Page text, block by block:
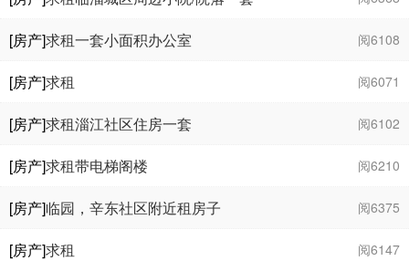
阅6108
[房产]求租一套小面积办公室
阅6071
[房产]求租
阅6102
[房产]求租淄江社区住房一套
阅6210
[房产]求租带电梯阁楼
阅6375
[房产]临园，辛东社区附近租房子
阅6147
[房产]求租